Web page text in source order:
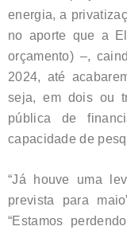
energia, a
no aporte que a
orçamento) –,
2024, até
seja, em dois ou
pública de
capacidade de
“Já houve uma
prevista para
“Estamos